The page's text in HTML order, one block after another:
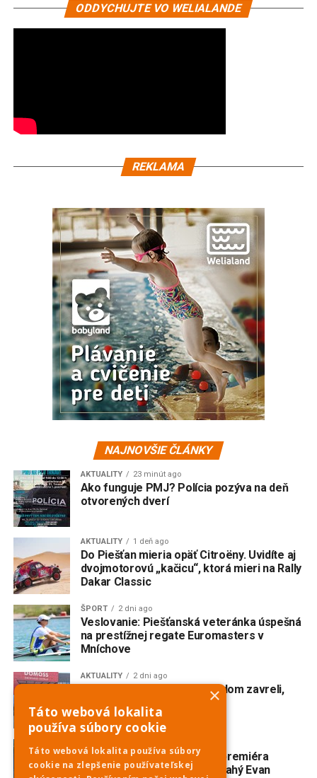
ODDYCHUJTE VO WELIALANDE
REKLAMA
NAJNOVŠIE ČLÁNKY
AKTUALITY 23 minút ago
Ako funguje PMJ? Polícia pozýva na deň
otvorených dverí
AKTUALITY 1 deň ago
Do Piešťan mieria opäť Citroëny. Uvidíte aj
dvojmotorovú „kačicu“, ktorá mieri na Rally
Dakar Classic
ŠPORT 2 dni ago
Veslovanie: Piešťanská veteránka úspešná
na prestížnej regate Euromasters v
Mníchove
AKTUALITY 2 dni ago
Domoss skončil. Obchodný dom zavreli,
V Trnave vzniká slovenská premiéra
broadwayského muzikálu Drahý Evan
×
Táto webová lokalita
používa súbory cookie
Táto webová lokalita používa súbory
cookie na zlepšenie používateľskej